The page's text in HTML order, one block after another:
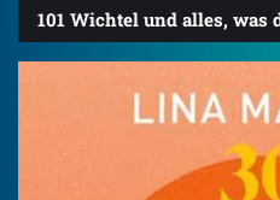
101 Wichtel und alles, was